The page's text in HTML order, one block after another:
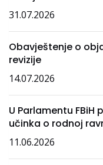
31.07.2026
Obavještenje o
revizije
14.07.2026
U Parlamentu
učinka o rodnoj
11.06.2026